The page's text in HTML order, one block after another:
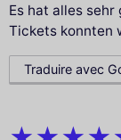
Es hat alles
Tickets konnten
Traduire avec